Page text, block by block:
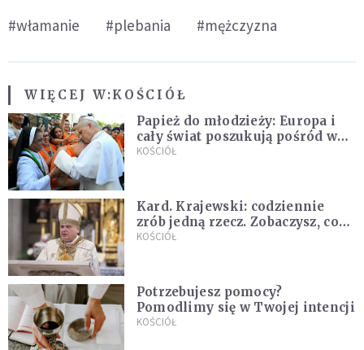
#włamanie #plebania #mężczyzna
WIĘCEJ W:KOŚCIÓŁ
Papież do młodzieży: Europa i
cały świat poszukują pośród was
nowych świętych
KOŚCIÓŁ
Kard. Krajewski: codziennie
zrób jedną rzecz. Zobaczysz, co
stanie się z twoim życiem
KOŚCIÓŁ
Potrzebujesz pomocy?
Pomodlimy się w Twojej intencji
KOŚCIÓŁ